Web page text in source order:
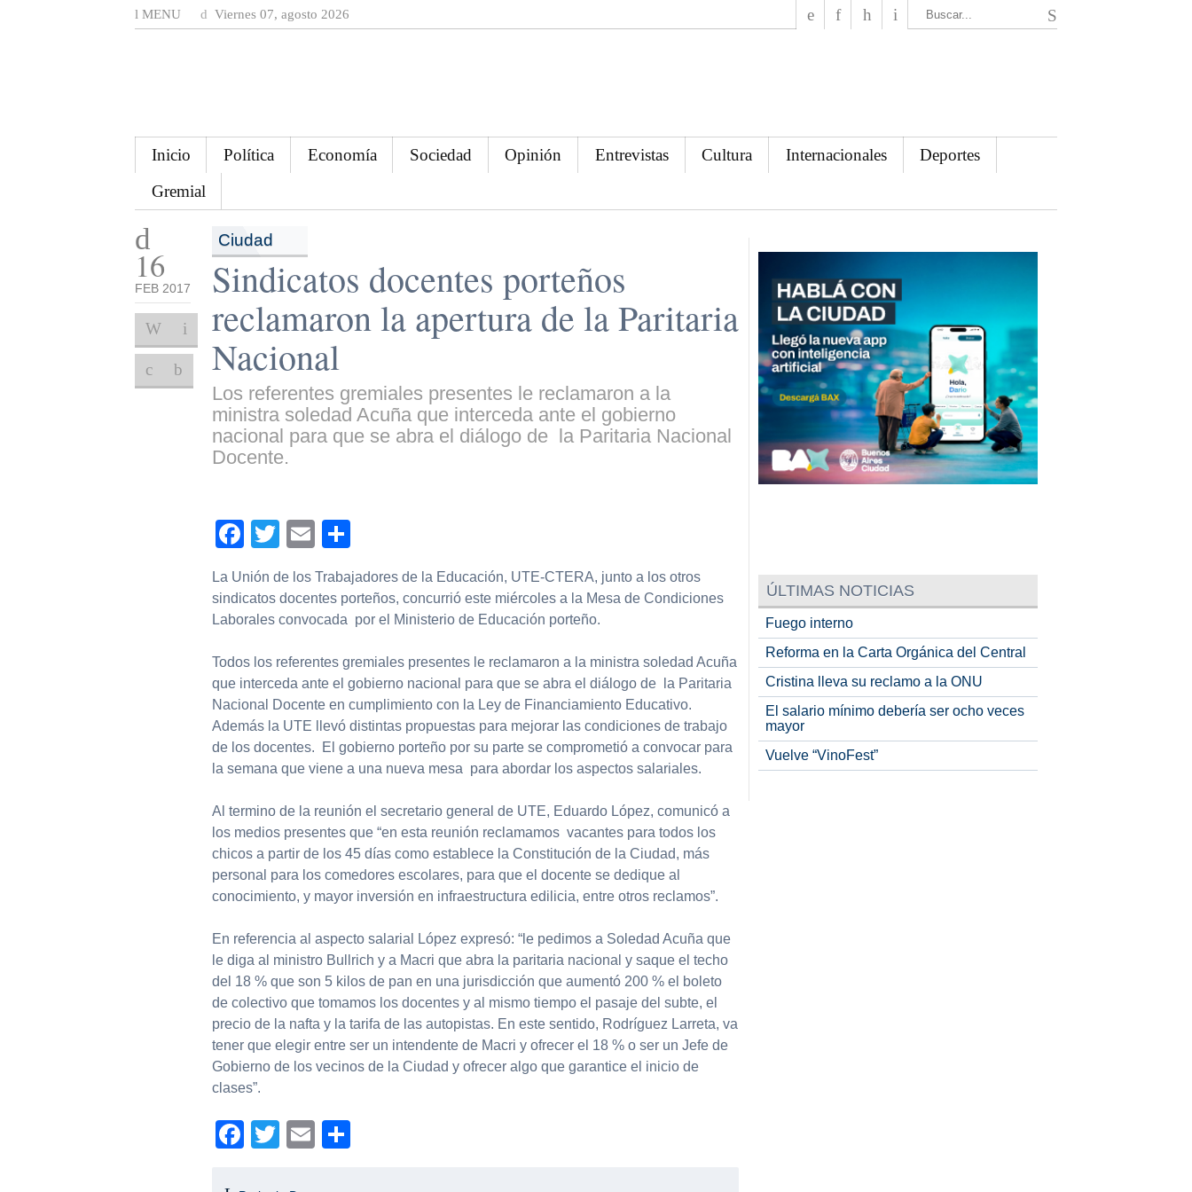
MENU Viernes 07, agosto 2026
Inicio Política Economía Sociedad Opinión Entrevistas Cultura Internacionales
Deportes
Gremial
16
FEB 2017
Ciudad
Sindicatos docentes porteños
reclamaron la apertura de la Paritaria
Nacional
Los referentes gremiales presentes le reclamaron a la
ministra soledad Acuña que interceda ante el gobierno
nacional para que se abra el diálogo de la Paritaria Nacional
Docente.
Facebook
TwitterEmail
La Unión de los Trabajadores de la Educación, UTE-CTERA, junto a los otros
sindicatos docentes porteños, concurrió este miércoles a la Mesa de Condiciones
Laborales convocada por el Ministerio de Educación porteño.
Todos los referentes gremiales presentes le reclamaron a la ministra soledad Acuña
que interceda ante el gobierno nacional para que se abra el diálogo de la Paritaria
Nacional Docente en cumplimiento con la Ley de Financiamiento Educativo.
Además la UTE llevó distintas propuestas para mejorar las condiciones de trabajo
de los docentes. El gobierno porteño por su parte se comprometió a convocar para
la semana que viene a una nueva mesa para abordar los aspectos salariales.
Al termino de la reunión el secretario general de UTE, Eduardo López, comunicó a
los medios presentes que “en esta reunión reclamamos vacantes para todos los
chicos a partir de los 45 días como establece la Constitución de la Ciudad, más
personal para los comedores escolares, para que el docente se dedique al
conocimiento, y mayor inversión en infraestructura edilicia, entre otros reclamos”.
En referencia al aspecto salarial López expresó: “le pedimos a Soledad Acuña que
le diga al ministro Bullrich y a Macri que abra la paritaria nacional y saque el techo
del 18 % que son 5 kilos de pan en una jurisdicción que aumentó 200 % el boleto
de colectivo que tomamos los docentes y al mismo tiempo el pasaje del subte, el
precio de la nafta y la tarifa de las autopistas. En este sentido, Rodríguez Larreta, va
tener que elegir entre ser un intendente de Macri y ofrecer el 18 % o ser un Jefe de
Gobierno de los vecinos de la Ciudad y ofrecer algo que garantice el inicio de
clases”.
Facebook
TwitterEmail
ÚLTIMAS NOTICIAS
Fuego interno
Reforma en la Carta Orgánica del Central
Cristina lleva su reclamo a la ONU
El salario mínimo debería ser ocho veces
mayor
Vuelve “VinoFest”